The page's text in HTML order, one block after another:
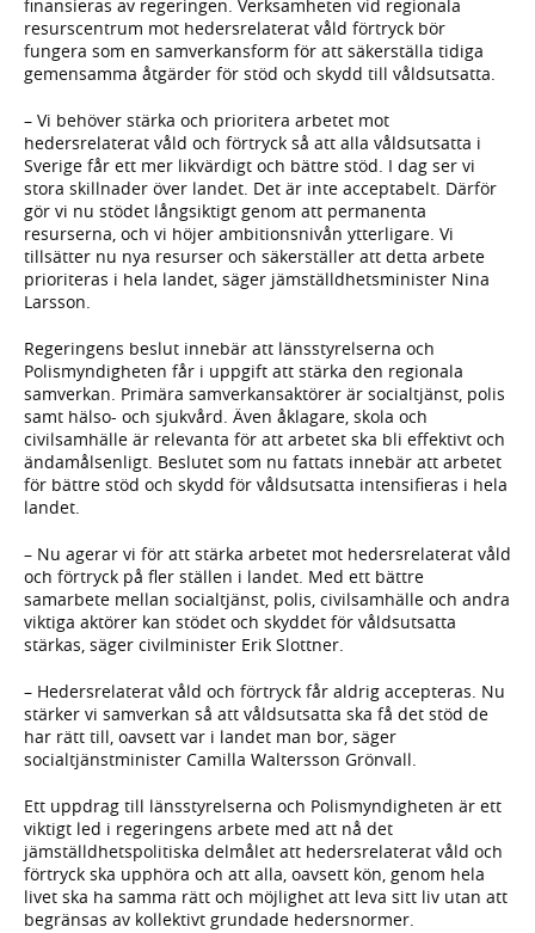
finansieras av regeringen. Verksamheten vid regionala
resurscentrum mot hedersrelaterat våld förtryck bör
fungera som en samverkansform för att säkerställa tidiga
gemensamma åtgärder för stöd och skydd till våldsutsatta.
– Vi behöver stärka och prioritera arbetet mot
hedersrelaterat våld och förtryck så att alla våldsutsatta i
Sverige får ett mer likvärdigt och bättre stöd. I dag ser vi
stora skillnader över landet. Det är inte acceptabelt. Därför
gör vi nu stödet långsiktigt genom att permanenta
resurserna, och vi höjer ambitionsnivån ytterligare. Vi
tillsätter nu nya resurser och säkerställer att detta arbete
prioriteras i hela landet, säger jämställdhetsminister Nina
Larsson.
Regeringens beslut innebär att länsstyrelserna och
Polismyndigheten får i uppgift att stärka den regionala
samverkan. Primära samverkansaktörer är socialtjänst, polis
samt hälso- och sjukvård. Även åklagare, skola och
civilsamhälle är relevanta för att arbetet ska bli effektivt och
ändamålsenligt. Beslutet som nu fattats innebär att arbetet
för bättre stöd och skydd för våldsutsatta intensifieras i hela
landet.
– Nu agerar vi för att stärka arbetet mot hedersrelaterat våld
och förtryck på fler ställen i landet. Med ett bättre
samarbete mellan socialtjänst, polis, civilsamhälle och andra
viktiga aktörer kan stödet och skyddet för våldsutsatta
stärkas, säger civilminister Erik Slottner.
– Hedersrelaterat våld och förtryck får aldrig accepteras. Nu
stärker vi samverkan så att våldsutsatta ska få det stöd de
har rätt till, oavsett var i landet man bor, säger
socialtjänstminister Camilla Waltersson Grönvall.
Ett uppdrag till länsstyrelserna och Polismyndigheten är ett
viktigt led i regeringens arbete med att nå det
jämställdhetspolitiska delmålet att hedersrelaterat våld och
förtryck ska upphöra och att alla, oavsett kön, genom hela
livet ska ha samma rätt och möjlighet att leva sitt liv utan att
begränsas av kollektivt grundade hedersnormer.